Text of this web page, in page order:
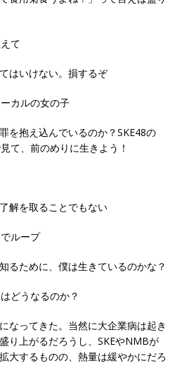
て
はいけない。損するぞ
カルの女の子
を抱え込んでいるのか？SKE48の
て、前のめりに生きよう！
解を取ることでもない
ループ
るために、僕は生きているのかな？
どうなるのか？
なってきた。当然に大企業病は起き
り上がるだろうし、SKEやNMBが
大するものの、熱量は緩やかにだろ